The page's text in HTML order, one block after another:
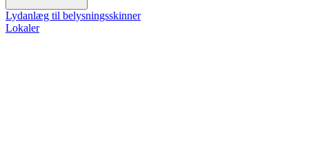
Lydanlæg til belysningsskinner
Lokaler